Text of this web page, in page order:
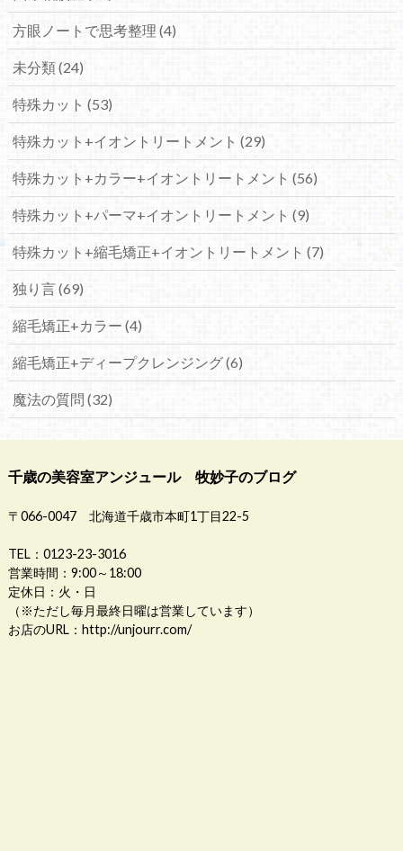
方眼ノートで思考整理 (4)
未分類 (24)
特殊カット (53)
特殊カット+イオントリートメント (29)
特殊カット+カラー+イオントリートメント (56)
特殊カット+パーマ+イオントリートメント (9)
特殊カット+縮毛矯正+イオントリートメント (7)
独り言 (69)
縮毛矯正+カラー (4)
縮毛矯正+ディープクレンジング (6)
魔法の質問 (32)
千歳の美容室アンジュール 牧妙子のブログ
〒066-0047 北海道千歳市本町1丁目22-5
TEL：0123-23-3016
営業時間：9:00～18:00
定休日：火・日
（※ただし毎月最終日曜は営業しています）
お店のURL： http://unjourr.com/